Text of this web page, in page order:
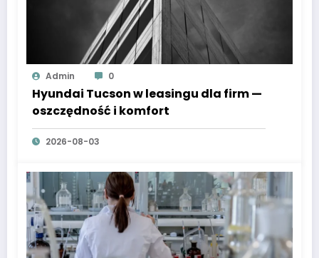
Admin 0
Hyundai Tucson w leasingu dla firm —
oszczędność i komfort
2026-08-03